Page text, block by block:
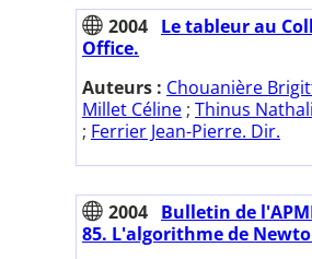
2004 Le tableur au
Office.
Auteurs : Chouanière
Millet Céline ; Thinus
; Ferrier Jean-Pierre. Dir.
2004 Bulletin de
85. L'algorithme de